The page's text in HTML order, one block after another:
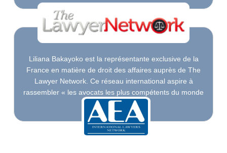
Liliana Bakayoko est la représentante exclusive de la
France en matière de droit des affaires auprès de The
Lawyer Network. Ce réseau international aspire à
rassembler « les avocats les plus compétents du monde
entier ».